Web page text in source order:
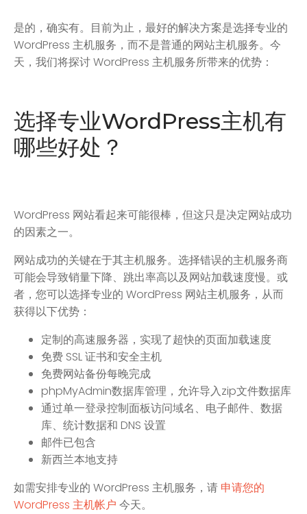
是的，确实有。目前为止，最好的解决方案是选择专业的
WordPress 主机服务，而不是普通的网站主机服务。今
天，我们将探讨 WordPress 主机服务所带来的优势：
选择专业WordPress主机有
哪些好处？
WordPress 网站看起来可能很棒，但这只是决定网站成功
的因素之一。
网站成功的关键在于其主机服务。选择错误的主机服务商
可能会导致销量下降、跳出率高以及网站加载速度慢。或
者，您可以选择专业的 WordPress 网站主机服务，从而
获得以下优势：
定制的高速服务器，实现了超快的页面加载速度
免费 SSL 证书和安全主机
免费网站备份每晚完成
phpMyAdmin数据库管理，允许导入zip文件数据库
通过单一登录控制面板访问域名、电子邮件、数据
库、统计数据和 DNS 设置
邮件已包含
新西兰本地支持
如需安排专业的 WordPress 主机服务，请 申请您的
WordPress 主机帐户 今天。